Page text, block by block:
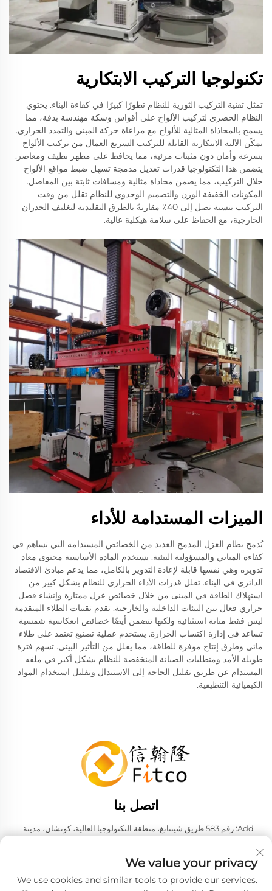
تكنولوجيا التركيب الابتكارية
تمثل تقنية التركيب الثورية للنظام تطورًا كبيرًا في كفاءة البناء. يحتوي
النظام الحصري لتركيب الألواح على أقواس وسكة مهندسة بدقة، مما
يسمح بالمحاذاة المثالية للألواح مع مراعاة حركة المبنى والتمدد الحراري.
يمكّن الآلية الابتكارية القابلة للتركيب السريع العمال من تركيب الألواح
بسرعة وأمان دون مثبتات مرئية، مما يحافظ على مظهر نظيف ومعاصر.
يتضمن هذا التكنولوجيا قدرات تعديل مدمجة تسهل ضبط مواقع الألواح
خلال التركيب، مما يضمن محاذاة مثالية ومسافات ثابتة بين المفاصل.
المكونات الخفيفة الوزن والتصميم الوحدوي للنظام تقلل من وقت
التركيب بنسبة تصل إلى 40٪ مقارنةً بالطرق التقليدية لتغليف الجدران
الخارجية، مع الحفاظ على سلامة هيكلية عالية.
الميزات المستدامة للأداء
يُدمج نظام العزل المدمج العديد من الخصائص المستدامة التي تساهم في
كفاءة المباني والمسؤولية البيئية. يستخدم المادة الأساسية محتوى معاد
تدويره وهي نفسها قابلة لإعادة التدوير بالكامل، مما يدعم مبادئ الاقتصاد
الدائري في البناء. تقلل قدرات الأداء الحراري للنظام بشكل كبير من
استهلاك الطاقة في المبنى من خلال خصائص عزل ممتازة وإنشاء فصل
حراري فعال بين البيئات الداخلية والخارجية. تقدم تقنيات الطلاء المتقدمة
ليس فقط متانة استثنائية ولكنها تتضمن أيضًا خصائص انعكاسية شمسية
تساعد في إدارة اكتساب الحرارة. يستخدم عملية تصنيع تعتمد على طلاء
مائي وطرق إنتاج موفرة للطاقة، مما يقلل من التأثير البيئي. تسهم فترة
طويلة الأمد ومتطلبات الصيانة المنخفضة للنظام بشكل أكبر في ملفه
المستدام عن طريق تقليل الحاجة إلى الاستبدال وتقليل استخدام المواد
الكيميائية التنظيفية.
اتصل بنا
Add: رقم 583 طريق شينتانغ، منطقة التكنولوجيا العالية، كونشان، مدينة
هاتف: +86-137 6186 0079
البريد الإلكتروني:[email protected]
We value your privacy
We use cookies and similar tools to provide our services.